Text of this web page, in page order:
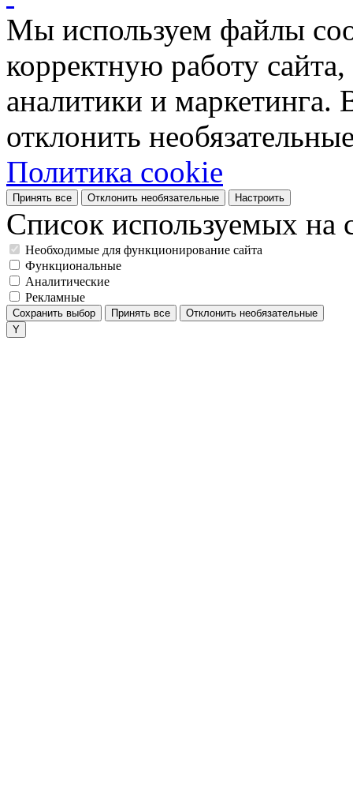
Мы используем файлы
корректную работу
аналитики и
отклонить
Политика cookie
Принять все Отклонить необязательные Настроить
Список используемых на
Необходимые для функционирование сайта
Функциональные
Аналитические
Рекламные
Сохранить выбор Принять все Отклонить необязательные